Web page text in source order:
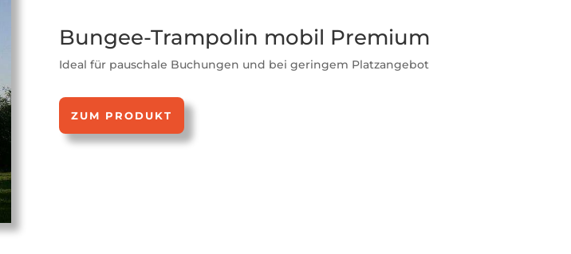
Bungee-Trampolin mobil Premium
Ideal für pauschale Buchungen und bei geringem Platzangebot
ZUM PRODUKT